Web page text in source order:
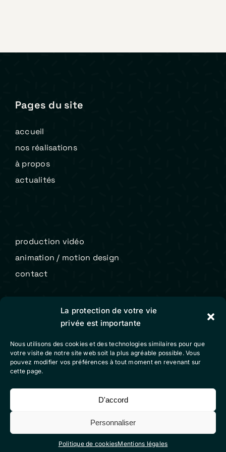
La protection de votre vie
privée est importante
Nous utilisons des cookies et des technologies similaires pour que
votre visite de notre site web soit la plus agréable possible. Vous
pouvez modifier vos préférences à tout moment en revenant sur
cette page.
D'accord
Personnaliser
Politique de cookiesMentions légales
Pages du site
accueil
nos réalisations
à propos
actualités
production vidéo
animation / motion design
contact
Colibri Vidéo
conditions générales de vente
politique de cookies (eu)
Suivez-nous sur nos réseaux sociaux